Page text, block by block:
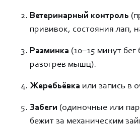
Ветеринарный контроль
прививок, состояния лап,
Разминка (10–15 минут
разогрев мышц).
Жеребьёвка или запись в
Забеги (одиночные или
бежит за механическим